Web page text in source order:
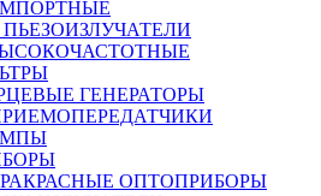
ПЬЕЗОИЗЛУЧАТЕЛИ
ГЕНЕРАТОРЫ
ОПТОПРИБОРЫ